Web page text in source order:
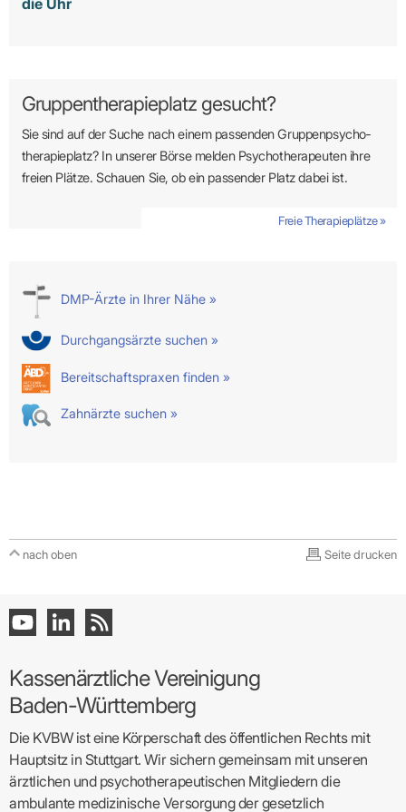
die Uhr
Gruppentherapieplatz gesucht?
Sie sind auf der Suche nach einem passenden Gruppen­psycho­
therapie­platz? In unserer Börse melden Psycho­­thera­­peuten ihre
freien Plätze. Schauen Sie, ob ein passender Platz dabei ist.
Freie Therapieplätze »
DMP-Ärzte in Ihrer Nähe »
Durchgangsärzte suchen »
Bereitschaftspraxen finden »
Zahnärzte suchen »
nach oben Seite drucken
Kassenärztliche Vereinigung
Baden-Württemberg
Die KVBW ist eine Körperschaft des öffentlichen Rechts mit
Hauptsitz in Stuttgart. Wir sichern gemeinsam mit unseren
ärztlichen und psychotherapeutischen Mitgliedern die
ambulante medizinische Versorgung der gesetzlich